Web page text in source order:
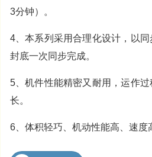
3分钟）。
4、本系列采用合理化设计，以
封底一次同步完成。
5、机件性能精密又耐用，运作
长。
6、体积轻巧、机动性能高、速度